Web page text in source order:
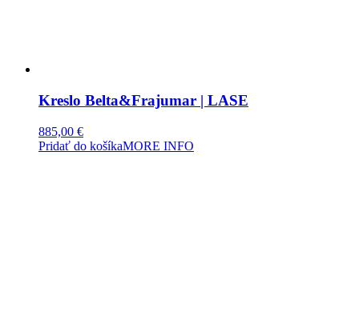
Kreslo Belta&Frajumar | LASE
885,00 €
Pridať do košíkaMORE INFO